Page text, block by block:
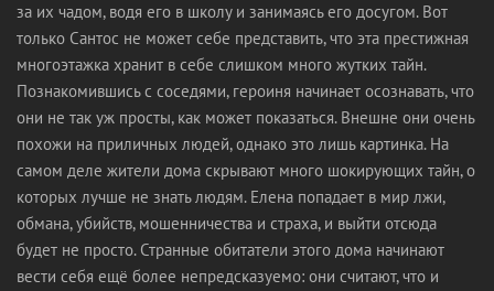
за их чадом, водя его в школу и занимаясь его досугом. Вот
только Сантос не может себе представить, что эта престижная
многоэтажка хранит в себе слишком много жутких тайн.
Познакомившись с соседями, героиня начинает осознавать, что
они не так уж просты, как может показаться. Внешне они очень
похожи на приличных людей, однако это лишь картинка. На
самом деле жители дома скрывают много шокирующих тайн, о
которых лучше не знать людям. Елена попадает в мир лжи,
обмана, убийств, мошенничества и страха, и выйти отсюда
будет не просто. Странные обитатели этого дома начинают
вести себя ещё более непредсказуемо: они считают, что и